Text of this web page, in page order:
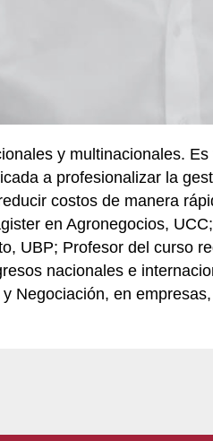
y multinacionales.
a profesionalizar la
costos de manera
en Agronegocios,
UBP; Profesor del curso
nacionales e
Negociación, en